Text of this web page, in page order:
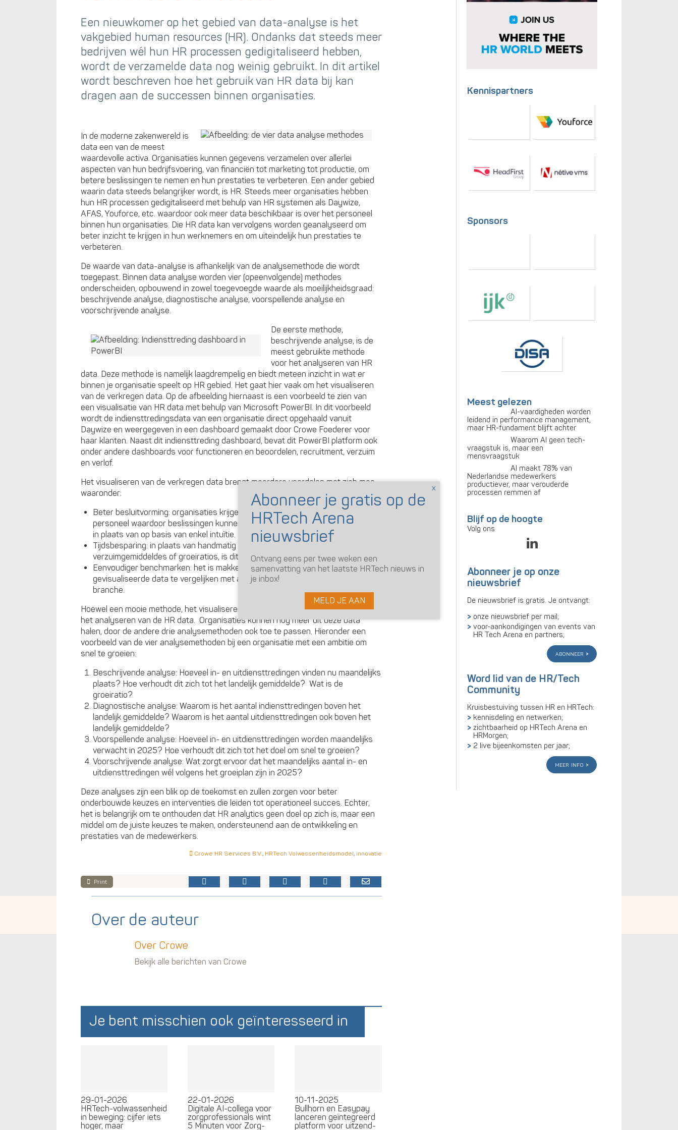
Een nieuwkomer op het gebied van data-analyse is het
vakgebied human resources (HR). Ondanks dat steeds meer
bedrijven wél hun HR processen gedigitaliseerd hebben,
wordt de verzamelde data nog weinig gebruikt. In dit artikel
wordt beschreven hoe het gebruik van HR data bij kan
dragen aan de successen binnen organisaties.
In de moderne zakenwereld is
data een van de meest
waardevolle activa. Organisaties kunnen gegevens verzamelen over allerlei
aspecten van hun bedrijfsvoering, van financiën tot marketing tot productie, om
betere beslissingen te nemen en hun prestaties te verbeteren. Een ander gebied
waarin data steeds belangrijker wordt, is HR. Steeds meer organisaties hebben
hun HR processen gedigitaliseerd met behulp van HR systemen als Daywize,
AFAS, Youforce, etc. waardoor ook meer data beschikbaar is over het personeel
binnen hun organisaties. Die HR data kan vervolgens worden geanalyseerd om
beter inzicht te krijgen in hun werknemers en om uiteindelijk hun prestaties te
verbeteren.
De waarde van data-analyse is afhankelijk van de analysemethode die wordt
toegepast. Binnen data analyse worden vier (opeenvolgende) methodes
onderscheiden, opbouwend in zowel toegevoegde waarde als moeilijkheidsgraad:
beschrijvende analyse, diagnostische analyse, voorspellende analyse en
voorschrijvende analyse.
De eerste methode,
beschrijvende analyse, is de
meest gebruikte methode
voor het analyseren van HR
data. Deze methode is namelijk laagdrempelig en biedt meteen inzicht in wat er
binnen je organisatie speelt op HR gebied. Het gaat hier vaak om het visualiseren
van de verkregen data. Op de afbeelding hiernaast is een voorbeeld te zien van
een visualisatie van HR data met behulp van Microsoft PowerBI. In dit voorbeeld
wordt de indiensttredingsdata van een organisatie direct opgehaald vanuit
Daywize en weergegeven in een dashboard gemaakt door Crowe Foederer voor
haar klanten. Naast dit indiensttreding dashboard, bevat dit PowerBI platform ook
onder andere dashboards voor functioneren en beoordelen, recruitment, verzuim
en verlof.
Het visualiseren van de verkregen data brengt meerdere voordelen met zich mee,
waaronder:
Beter besluitvorming: organisaties krijgen meer inzicht in HR processen en hun
personeel waardoor beslissingen kunnen worden genomen op basis van feiten
in plaats van op basis van enkel intuïtie.
Tijdsbesparing: in plaats van handmatig berekeningen moeten maken van
verzuimgemiddeldes of groeiratios, is dit nu zichtbaar in één oogopslag.
Eenvoudiger benchmarken: het is makkelijker voor de organisatie om de
gevisualiseerde data te vergelijken met andere organisaties binnen dezelfde
branche.
Hoewel een mooie methode, het visualiseren van data is pas de eerste stap van
het analyseren van de HR data. Organisaties kunnen nog meer uit deze data
halen, door de andere drie analysemethoden ook toe te passen. Hieronder een
voorbeeld van de vier analysemethoden bij een organisatie met een ambitie om
snel te groeien:
Beschrijvende analyse: Hoeveel in- en uitdiensttredingen vinden nu maandelijks
plaats? Hoe verhoudt dit zich tot het landelijk gemiddelde? Wat is de
groeiratio?
Diagnostische analyse: Waarom is het aantal indiensttredingen boven het
landelijk gemiddelde? Waarom is het aantal uitdiensttredingen ook boven het
landelijk gemiddelde?
Voorspellende analyse: Hoeveel in- en uitdiensttredingen worden maandelijks
verwacht in 2025? Hoe verhoudt dit zich tot het doel om snel te groeien?
Voorschrijvende analyse: Wat zorgt ervoor dat het maandelijks aantal in- en
uitdiensttredingen wél volgens het groeiplan zijn in 2025?
Deze analyses zijn een blik op de toekomst en zullen zorgen voor beter
onderbouwde keuzes en interventies die leiden tot operationeel succes. Echter,
het is belangrijk om te onthouden dat HR analytics geen doel op zich is, maar een
middel om de juiste keuzes te maken, ondersteunend aan de ontwikkeling en
prestaties van de medewerkers.
Crowe HR Services B.V., HRTech Volwassenheidsmodel, innovatie
Print
Over de auteur
Over Crowe
Bekijk alle berichten van Crowe
Je bent misschien ook geïnteresseerd in
29-01-2026
HRTech-volwassenheid
in beweging: cijfer iets
hoger, maar
22-01-2026
Digitale AI-collega voor
zorgprofessionals wint
5 Minuten voor Zorg-
10-11-2025
Bullhorn en Easypay
lanceren geïntegreerd
platform voor uitzend-
Kennispartners
Sponsors
Meest gelezen
AI-vaardigheden worden
leidend in performance management,
maar HR-fundament blijft achter
Waarom AI geen tech-
vraagstuk is, maar een
mensvraagstuk
AI maakt 78% van
Nederlandse medewerkers
productiever, maar verouderde
processen remmen af
Blijf op de hoogte
Volg ons
Abonneer je op onze
nieuwsbrief
De nieuwsbrief is gratis. Je ontvangt:
onze nieuwsbrief per mail;
voor-aankondigingen van events van
HR Tech Arena en partners;
abonneer
Word lid van de HR/Tech
Community
Kruisbestuiving tussen HR en HRTech:
kennisdeling en netwerken;
zichtbaarheid op HRTech Arena en
HRMorgen;
2 live bijeenkomsten per jaar;
meer info
Ontvang eens per twee weken een
samenvatting van het laatste HRTech nieuws in
je inbox!
MELD JE AAN